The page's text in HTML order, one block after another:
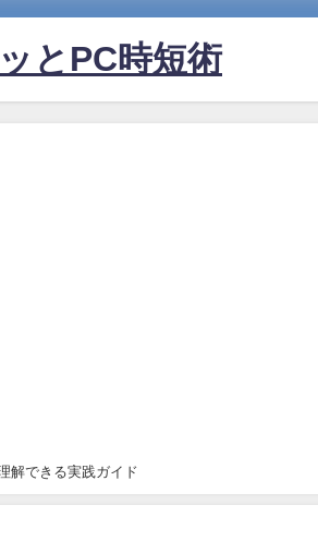
とPC時短術
解できる実践ガイド